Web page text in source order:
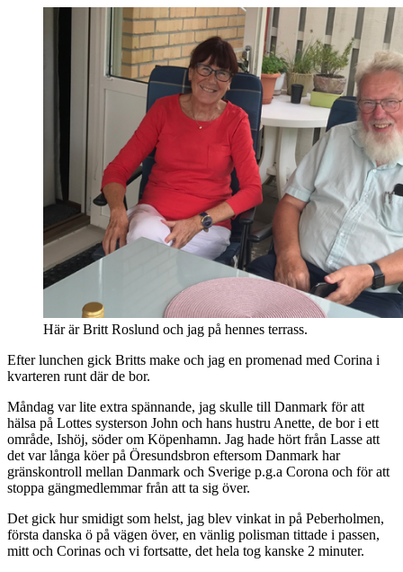
Här är Britt Roslund och jag på hennes terrass.
Efter lunchen gick Britts make och jag en promenad med Corina i
kvarteren runt där de bor.
Måndag var lite extra spännande, jag skulle till Danmark för att
hälsa på Lottes systerson John och hans hustru Anette, de bor i ett
område, Ishöj, söder om Köpenhamn. Jag hade hört från Lasse att
det var långa köer på Öresundsbron eftersom Danmark har
gränskontroll mellan Danmark och Sverige p.g.a Corona och för att
stoppa gängmedlemmar från att ta sig över.
Det gick hur smidigt som helst, jag blev vinkat in på Peberholmen,
första danska ö på vägen över, en vänlig polisman tittade i passen,
mitt och Corinas och vi fortsatte, det hela tog kanske 2 minuter.